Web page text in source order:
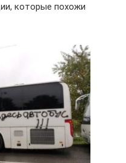
которые похожи